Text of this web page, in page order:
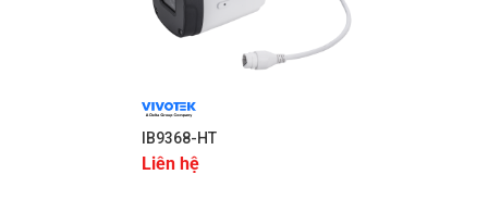
IB9368-HT
Liên hệ